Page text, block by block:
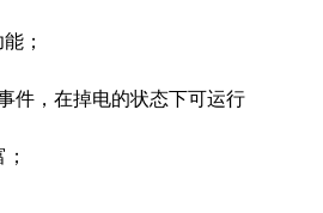
；
件，在掉电的状态下可运行